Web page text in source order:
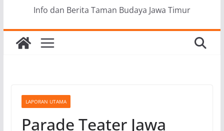
Info dan Berita Taman Budaya Jawa Timur
LAPORAN UTAMA
Parade Teater Jawa